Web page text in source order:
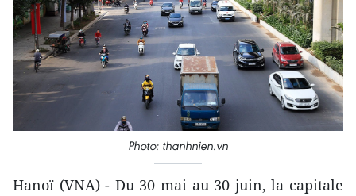
Photo: thanhnien.vn
Hanoï (VNA) - Du 30 mai au 30 juin, la capitale